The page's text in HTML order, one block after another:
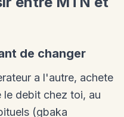
de changer
a l'autre, achete
le debit chez toi, au
(gbaka